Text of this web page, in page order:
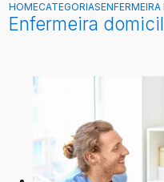
HOMECATEGORIASENFERMEIRA
Enfermeira